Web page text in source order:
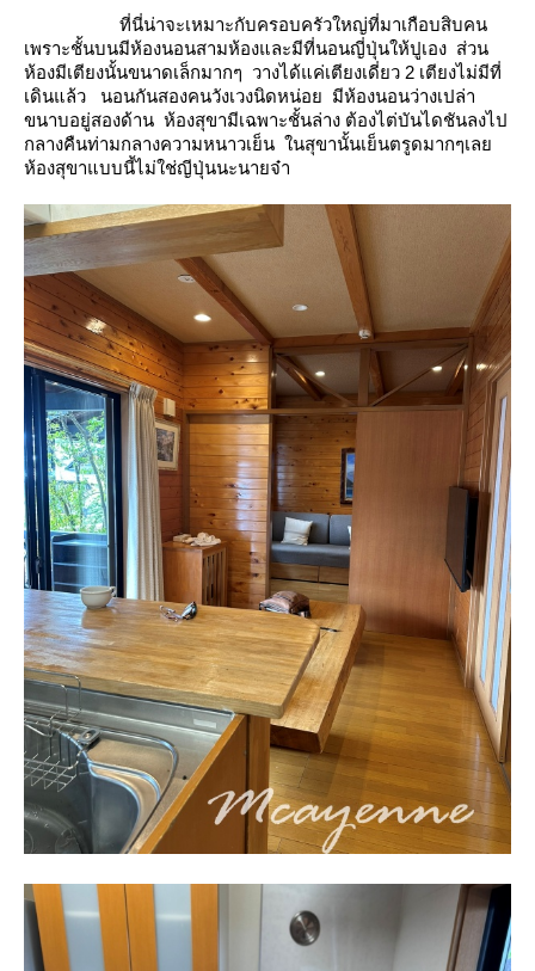
ที่นี่น่าจะเหมาะกับครอบครัวใหญ่ที่มาเกือบสิบคน
เพราะชั้นบนมีห้องนอนสามห้องและมีที่นอนญี่ปุ่นให้ปูเอง ส่วน
ห้องมีเตียงนั้นขนาดเล็กมากๆ วางได้แค่เตียงเดี่ยว 2 เตียงไม่มีที่
เดินแล้ว นอนกันสองคนวังเวงนิดหน่อย มีห้องนอนว่างเปล่า
ขนาบอยู่สองด้าน ห้องสุขามีเฉพาะชั้นล่าง ต้องไต่บันไดชันลงไป
กลางคืนท่ามกลางความหนาวเย็น ในสุขานั้นเย็นตรูดมากๆเล
ห้องสุขาแบบนี้ไม่ใช่ญีปุ่นนะนายจ๋า